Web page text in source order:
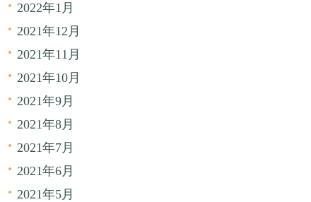
2022年1月
2021年12月
2021年11月
2021年10月
2021年9月
2021年8月
2021年7月
2021年6月
2021年5月